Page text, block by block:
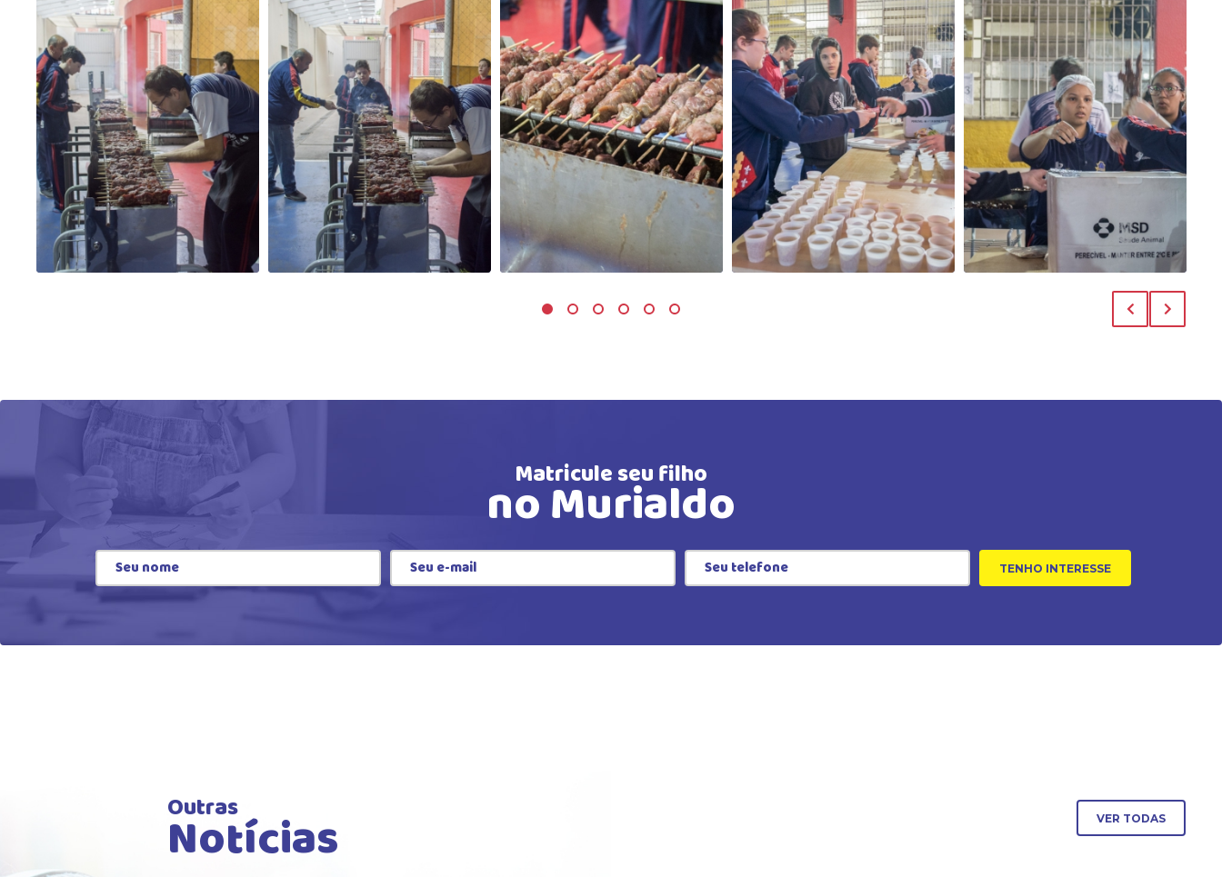
Matricule seu filho
no Murialdo
TENHO INTERESSE
Outras
Notícias VER TODAS